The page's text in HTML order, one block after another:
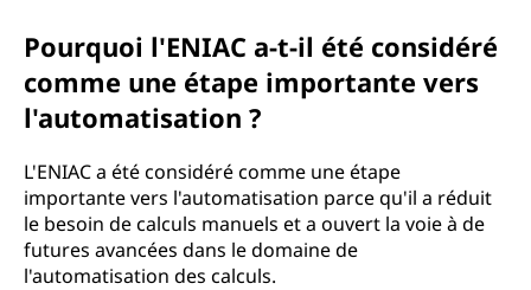
Pourquoi l'ENIAC a-t-il été considéré
comme une étape importante vers
l'automatisation ?
L'ENIAC a été considéré comme une étape
importante vers l'automatisation parce qu'il a réduit
le besoin de calculs manuels et a ouvert la voie à de
futures avancées dans le domaine de
l'automatisation des calculs.